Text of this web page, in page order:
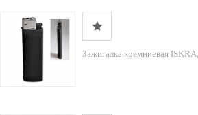
Зажигалка кремниевая